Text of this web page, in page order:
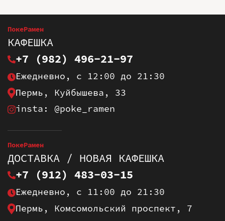
ПокеРамен
КАФЕШКА
+7 (982) 496-21-97
Ежедневно, с 12:00 до 21:30
Пермь, Куйбышева, 33
insta: @poke_ramen
ПокеРамен
ДОСТАВКА / НОВАЯ КАФЕШКА
+7 (912) 483-03-15
Ежедневно, с 11:00 до 21:30
Пермь, Комсомольский проспект, 7